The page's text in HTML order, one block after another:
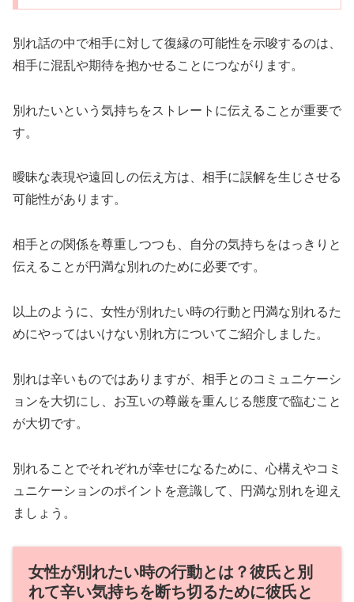
別れ話の中で相手に対して復縁の可能性を示唆するのは、
相手に混乱や期待を抱かせることにつながります。
別れたいという気持ちをストレートに伝えることが重要で
す。
曖昧な表現や遠回しの伝え方は、相手に誤解を生じさせる
可能性があります。
相手との関係を尊重しつつも、自分の気持ちをはっきりと
伝えることが円満な別れのために必要です。
以上のように、女性が別れたい時の行動と円満な別れるた
めにやってはいけない別れ方についてご紹介しました。
別れは辛いものではありますが、相手とのコミュニケーシ
ョンを大切にし、お互いの尊厳を重んじる態度で臨むこと
が大切です。
別れることでそれぞれが幸せになるために、心構えやコミ
ュニケーションのポイントを意識して、円満な別れを迎え
ましょう。
女性が別れたい時の行動とは？彼氏と別
れて辛い気持ちを断ち切るために彼氏と